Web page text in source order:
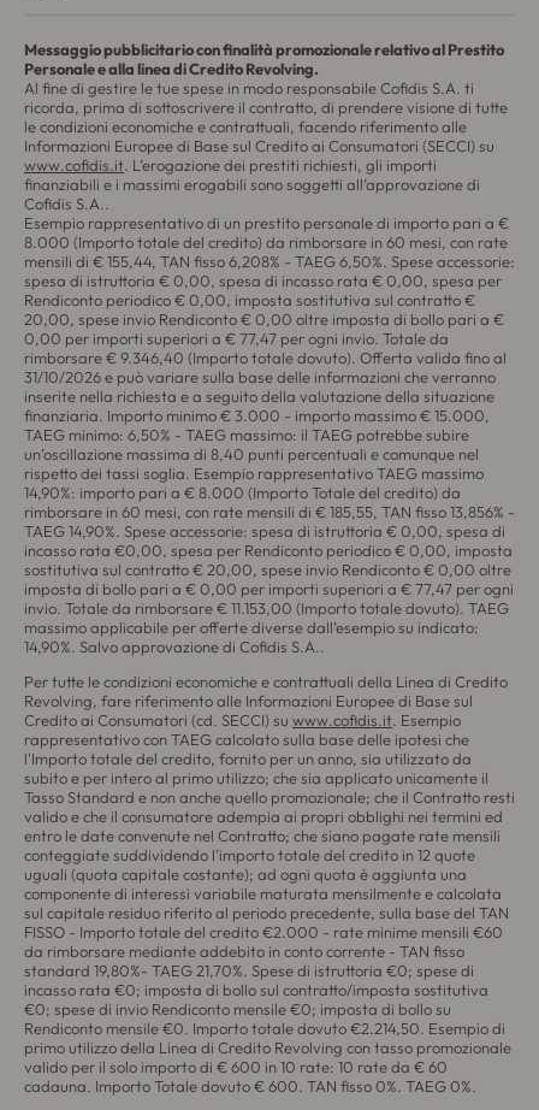
Messaggio pubblicitario con finalità promozionale relativo al Prestito
Personale e alla linea di Credito Revolving.
Al fine di gestire le tue spese in modo responsabile Cofidis S.A. ti
ricorda, prima di sottoscrivere il contratto, di prendere visione di tutte
le condizioni economiche e contrattuali, facendo riferimento alle
Informazioni Europee di Base sul Credito ai Consumatori (SECCI) su
www.cofidis.it . L’erogazione dei prestiti richiesti, gli importi
finanziabili e i massimi erogabili sono soggetti all’approvazione di
Cofidis S.A..
Esempio rappresentativo di un prestito personale di importo pari a €
8.000 (Importo totale del credito) da rimborsare in 60 mesi, con rate
mensili di € 155,44, TAN fisso 6,208% - TAEG 6,50%. Spese accessorie:
spesa di istruttoria € 0,00, spesa di incasso rata € 0,00, spesa per
Rendiconto periodico € 0,00, imposta sostitutiva sul contratto €
20,00, spese invio Rendiconto € 0,00 oltre imposta di bollo pari a €
0,00 per importi superiori a € 77,47 per ogni invio. Totale da
rimborsare € 9.346,40 (Importo totale dovuto). Offerta valida fino al
31/10/2026 e può variare sulla base delle informazioni che verranno
inserite nella richiesta e a seguito della valutazione della situazione
finanziaria. Importo minimo € 3.000 - importo massimo € 15.000,
TAEG minimo: 6,50% - TAEG massimo: il TAEG potrebbe subire
un’oscillazione massima di 8,40 punti percentuali e comunque nel
rispetto dei tassi soglia. Esempio rappresentativo TAEG massimo
14,90%: importo pari a € 8.000 (Importo Totale del credito) da
rimborsare in 60 mesi, con rate mensili di € 185,55, TAN fisso 13,856% -
TAEG 14,90%. Spese accessorie: spesa di istruttoria € 0,00, spesa di
incasso rata €0,00, spesa per Rendiconto periodico € 0,00, imposta
sostitutiva sul contratto € 20,00, spese invio Rendiconto € 0,00 oltre
imposta di bollo pari a € 0,00 per importi superiori a € 77,47 per ogni
invio. Totale da rimborsare € 11.153,00 (Importo totale dovuto). TAEG
massimo applicabile per offerte diverse dall’esempio su indicato:
14,90%. Salvo approvazione di Cofidis S.A..
Per tutte le condizioni economiche e contrattuali della Linea di Credito
Revolving, fare riferimento alle Informazioni Europee di Base sul
Credito ai Consumatori (cd. SECCI) su www.cofidis.it . Esempio
rappresentativo con TAEG calcolato sulla base delle ipotesi che
l'Importo totale del credito, fornito per un anno, sia utilizzato da
subito e per intero al primo utilizzo; che sia applicato unicamente il
Tasso Standard e non anche quello promozionale; che il Contratto resti
valido e che il consumatore adempia ai propri obblighi nei termini ed
entro le date convenute nel Contratto; che siano pagate rate mensili
conteggiate suddividendo l'importo totale del credito in 12 quote
uguali (quota capitale costante); ad ogni quota è aggiunta una
componente di interessi variabile maturata mensilmente e calcolata
sul capitale residuo riferito al periodo precedente, sulla base del TAN
FISSO - Importo totale del credito €2.000 - rate minime mensili €60
da rimborsare mediante addebito in conto corrente - TAN fisso
standard 19,80%- TAEG 21,70%. Spese di istruttoria €0; spese di
incasso rata €0; imposta di bollo sul contratto/imposta sostitutiva
€0; spese di invio Rendiconto mensile €0; imposta di bollo su
Rendiconto mensile €0. Importo totale dovuto €2.214,50. Esempio di
primo utilizzo della Linea di Credito Revolving con tasso promozionale
valido per il solo importo di € 600 in 10 rate: 10 rate da € 60
cadauna. Importo Totale dovuto € 600. TAN fisso 0%. TAEG 0%.